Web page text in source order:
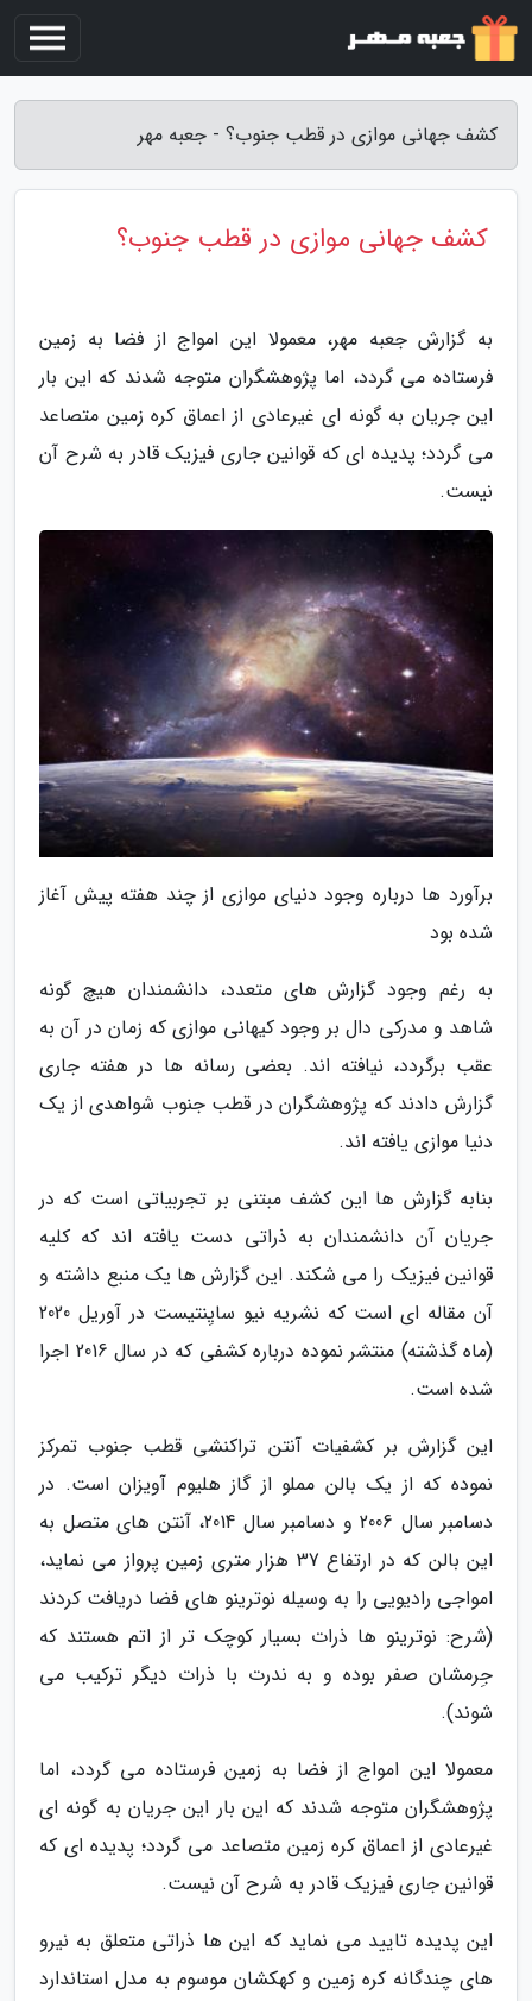
کشف جهانی موازی در قطب جنوب؟ - جعبه مهر
کشف جهانی موازی در قطب جنوب؟
به گزارش جعبه مهر، معمولا این امواج از فضا به زمین
فرستاده می گردد، اما پژوهشگران متوجه شدند که این بار
این جریان به گونه ای غیرعادی از اعماق کره زمین متصاعد
می گردد؛ پدیده ای که قوانین جاری فیزیک قادر به شرح آن
نیست.
برآورد ها درباره وجود دنیای موازی از چند هفته پیش آغاز
شده بود
به رغم وجود گزارش های متعدد، دانشمندان هیچ گونه
شاهد و مدرکی دال بر وجود کیهانی موازی که زمان در آن به
عقب برگردد، نیافته اند. بعضی رسانه ها در هفته جاری
گزارش دادند که پژوهشگران در قطب جنوب شواهدی از یک
دنیا موازی یافته اند.
بنابه گزارش ها این کشف مبتنی بر تجربیاتی است که در
جریان آن دانشمندان به ذراتی دست یافته اند که کلیه
قوانین فیزیک را می شکند. این گزارش ها یک منبع داشته و
آن مقاله ای است که نشریه نیو سایِنتیست در آوریل 2020
(ماه گذشته) منتشر نموده درباره کشفی که در سال 2016 اجرا
شده است.
این گزارش بر کشفیات آنتن تراکنشی قطب جنوب تمرکز
نموده که از یک بالن مملو از گاز هلیوم آویزان است. در
دسامبر سال 2006 و دسامبر سال 2014، آنتن های متصل به
این بالن که در ارتفاع 37 هزار متری زمین پرواز می نماید،
امواجی رادیویی را به وسیله نوترینو های فضا دریافت کردند
(شرح: نوترینو ها ذرات بسیار کوچک تر از اتم هستند که
جِرمشان صفر بوده و به ندرت با ذرات دیگر ترکیب می
شوند).
معمولا این امواج از فضا به زمین فرستاده می گردد، اما
پژوهشگران متوجه شدند که این بار این جریان به گونه ای
غیرعادی از اعماق کره زمین متصاعد می گردد؛ پدیده ای که
قوانین جاری فیزیک قادر به شرح آن نیست.
این پدیده تایید می نماید که این ها ذراتی متعلق به نیرو
های چندگانه کره زمین و کهکشان موسوم به مدل استاندارد